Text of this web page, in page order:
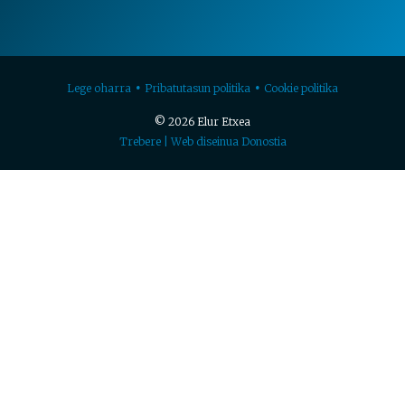
Lege oharra Pribatutasun politika Cookie politika
© 2026 Elur Etxea
Trebere | Web diseinua Donostia